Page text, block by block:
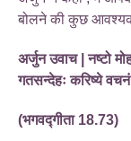
बोलने की कुछ
अर्जुन उवाच | नष्टो
गतसन्देहः करिष्ये वचनं
(भगवद्गीता 18.73)